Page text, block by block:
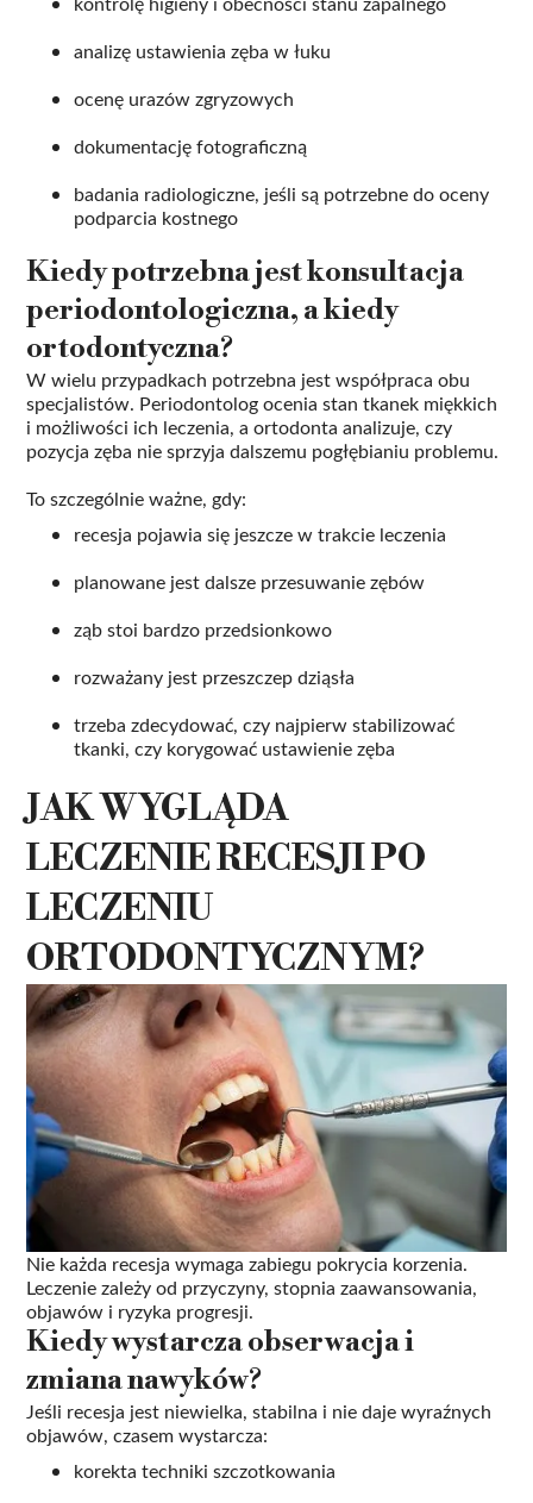
analizę ustawienia zęba w łuku
ocenę urazów zgryzowych
dokumentację fotograficzną
badania radiologiczne, jeśli są potrzebne do oceny
podparcia kostnego
Kiedy potrzebna jest konsultacja
periodontologiczna, a kiedy
ortodontyczna?
W wielu przypadkach potrzebna jest współpraca obu
specjalistów. Periodontolog ocenia stan tkanek miękkich
i możliwości ich leczenia, a ortodonta analizuje, czy
pozycja zęba nie sprzyja dalszemu pogłębianiu problemu.
To szczególnie ważne, gdy:
recesja pojawia się jeszcze w trakcie leczenia
planowane jest dalsze przesuwanie zębów
ząb stoi bardzo przedsionkowo
rozważany jest przeszczep dziąsła
trzeba zdecydować, czy najpierw stabilizować
tkanki, czy korygować ustawienie zęba
JAK WYGLĄDA
LECZENIE RECESJI PO
LECZENIU
ORTODONTYCZNYM?
Nie każda recesja wymaga zabiegu pokrycia korzenia.
Leczenie zależy od przyczyny, stopnia zaawansowania,
objawów i ryzyka progresji.
Kiedy wystarcza obserwacja i
zmiana nawyków?
Jeśli recesja jest niewielka, stabilna i nie daje wyraźnych
objawów, czasem wystarcza:
korekta techniki szczotkowania